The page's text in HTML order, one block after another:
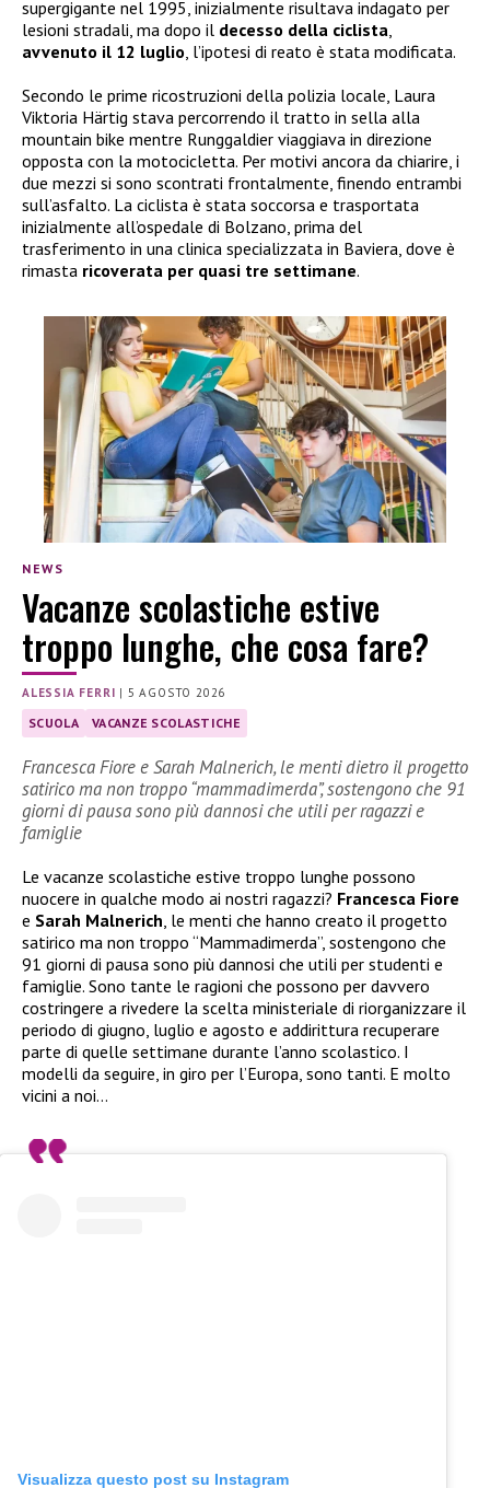
supergigante nel 1995, inizialmente risultava indagato per
lesioni stradali, ma dopo il decesso della ciclista,
avvenuto il 12 luglio, l’ipotesi di reato è stata modificata.
Secondo le prime ricostruzioni della polizia locale, Laura
Viktoria Härtig stava percorrendo il tratto in sella alla
mountain bike mentre Runggaldier viaggiava in direzione
opposta con la motocicletta. Per motivi ancora da chiarire, i
due mezzi si sono scontrati frontalmente, finendo entrambi
sull’asfalto. La ciclista è stata soccorsa e trasportata
inizialmente all’ospedale di Bolzano, prima del
trasferimento in una clinica specializzata in Baviera, dove è
rimasta ricoverata per quasi tre settimane.
NEWS
Vacanze scolastiche estive
troppo lunghe, che cosa fare?
ALESSIA FERRI | 5 AGOSTO 2026
SCUOLA VACANZE SCOLASTICHE
Francesca Fiore e Sarah Malnerich, le menti dietro il progetto
satirico ma non troppo “mammadimerda”, sostengono che 91
giorni di pausa sono più dannosi che utili per ragazzi e
famiglie
Le vacanze scolastiche estive troppo lunghe possono
nuocere in qualche modo ai nostri ragazzi? Francesca Fiore
e Sarah Malnerich , le menti che hanno creato il progetto
satirico ma non troppo “Mammadimerda”, sostengono che
91 giorni di pausa sono più dannosi che utili per studenti e
famiglie. Sono tante le ragioni che possono per davvero
costringere a rivedere la scelta ministeriale di riorganizzare il
periodo di giugno, luglio e agosto e addirittura recuperare
parte di quelle settimane durante l’anno scolastico. I
modelli da seguire, in giro per l’Europa, sono tanti. E molto
vicini a noi…
Visualizza questo post su Instagram